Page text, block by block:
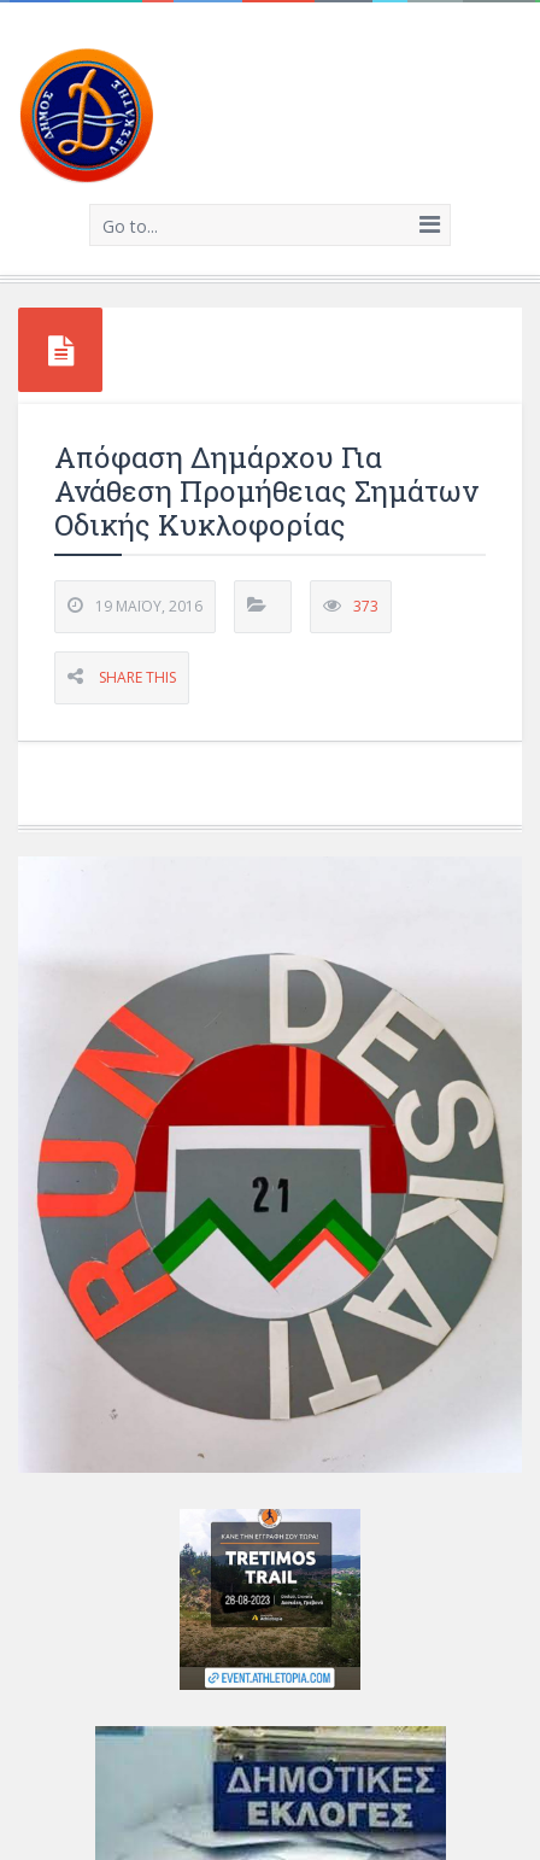
Go to...
Απόφαση Δημάρχου Για
Ανάθεση Προμήθειας Σημάτων
Οδικής Κυκλοφορίας
19 ΜΑΪ́ΟΥ, 2016 373
SHARE THIS